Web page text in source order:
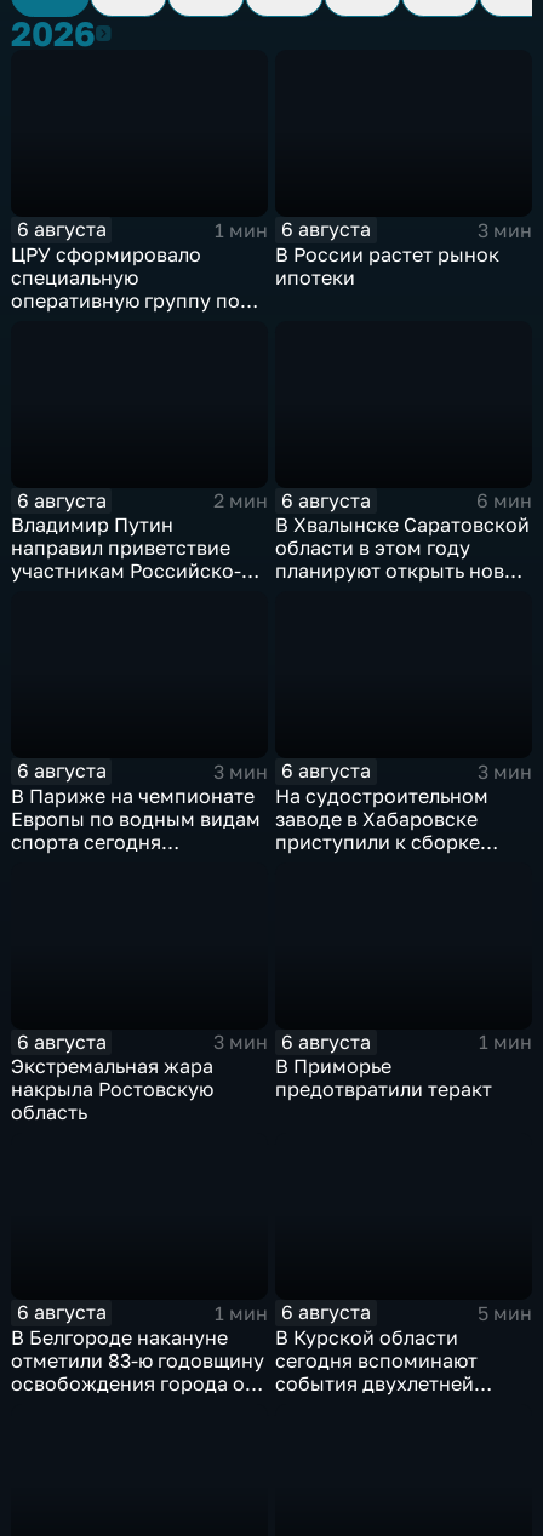
20262026
6 августа
1 мин
ЦРУ сформировало
специальную
оперативную группу по
6 августа
3 мин
В России растет рынок
ипотеки
6 августа
2 мин
Владимир Путин
направил приветствие
участникам Российско-
6 августа
6 мин
В Хвалынске Саратовской
области в этом году
планируют открыть новую
6 августа
3 мин
В Париже на чемпионате
Европы по водным видам
спорта сегодня
6 августа
3 мин
На судостроительном
заводе в Хабаровске
приступили к сборке
6 августа
3 мин
Экстремальная жара
накрыла Ростовскую
область
6 августа
1 мин
В Приморье
предотвратили теракт
6 августа
1 мин
В Белгороде накануне
отметили 83-ю годовщину
освобождения города от
6 августа
5 мин
В Курской области
сегодня вспоминают
события двухлетней